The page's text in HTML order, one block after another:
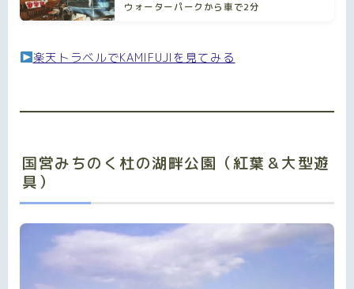
ウォーターパークから車で2分
楽天トラベルでKAMIFUJIを見てみる
国営みちのく杜の湖畔公園（紅葉＆大型遊
具）